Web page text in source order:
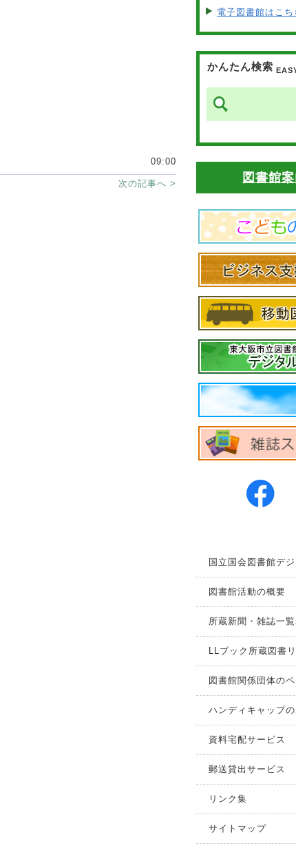
09:00
次の記事へ >
電子図書館はこち
かんたん検索
図書館
国立国会図書館デ
図書館活動の概要
所蔵新聞・雑誌一
LLブック所蔵図書
図書館関係団体の
ハンディキャップ
資料宅配サービス
郵送貸出サービス
リンク集
サイトマップ